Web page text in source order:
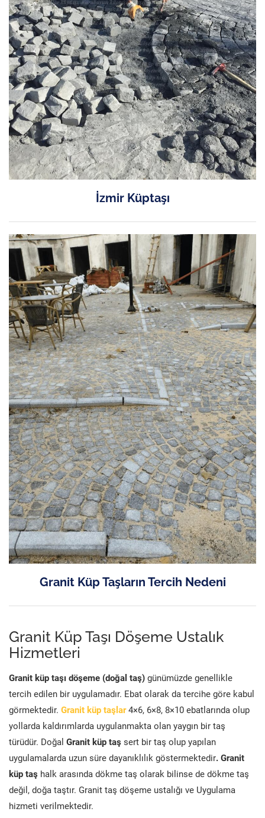
İzmir Küptaşı
Granit Küp Taşların Tercih Nedeni
Granit Küp Taşı Döşeme Ustalık
Hizmetleri
Granit küp taşı döşeme (doğal taş) günümüzde genellikle
tercih edilen bir uygulamadır. Ebat olarak da tercihe göre kabul
görmektedir. Granit küp taşlar 4×6, 6×8, 8×10 ebatlarında olup
yollarda kaldırımlarda uygulanmakta olan yaygın bir taş
türüdür. Doğal Granit küp taş sert bir taş olup yapılan
uygulamalarda uzun süre dayanıklılık göstermektedir. Granit
küp taş halk arasında dökme taş olarak bilinse de dökme taş
değil, doğa taştır. Granit taş döşeme ustalığı ve Uygulama
hizmeti verilmektedir.